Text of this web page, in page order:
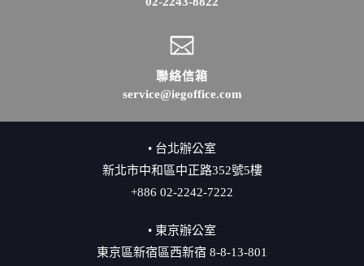
聯絡信箱
service@iegoffice.com
• 台北辦公室
新北市中和區中正路352號5樓
+886 02-2242-7222
• 東京辦公室
東京區新宿區西新宿 8-8-13-801